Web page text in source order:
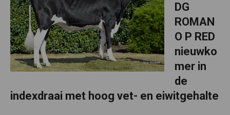
DG
ROMAN
O P RED
nieuwko
mer in
de
indexdraai met hoog vet- en eiwitgehalte